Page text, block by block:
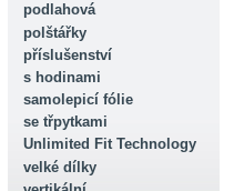
podlahová
polštářky
příslušenství
s hodinami
samolepicí fólie
se třpytkami
Unlimited Fit Technology
velké dílky